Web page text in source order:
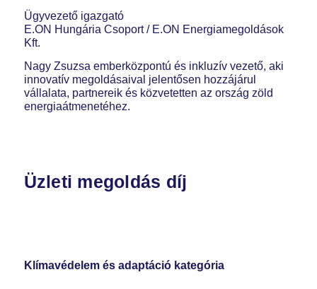
Ügyvezető igazgató
E.ON Hungária Csoport / E.ON Energiamegoldások
Kft.
Nagy Zsuzsa emberközpontú és inkluzív vezető, aki
innovatív megoldásaival jelentősen hozzájárul
vállalata, partnereik és közvetetten az ország zöld
energiaátmenetéhez.
Üzleti megoldás díj
Klímavédelem és adaptáció kategória